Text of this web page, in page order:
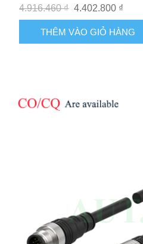
4.916.460 ₫ 4.402.800 ₫
THÊM VÀO GIỎ HÀNG